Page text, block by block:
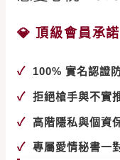
💎 頂級會員承諾
✓ 100% 實名認證
✓ 拒絕槍手與不實
✓ 高階隱私與個資
✓ 專屬愛情秘書一